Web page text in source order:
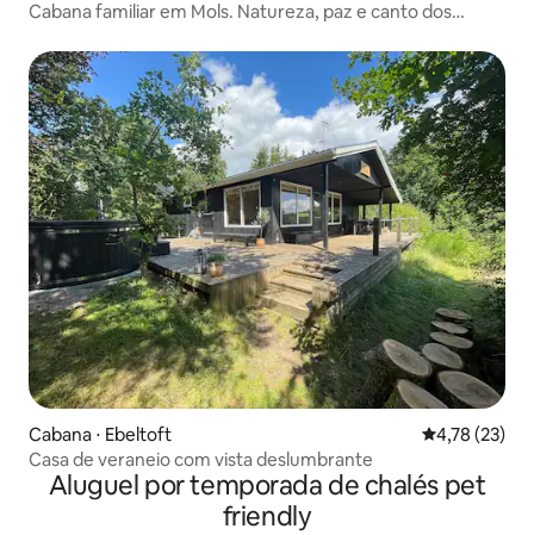
Cabana familiar em Mols. Natureza, paz e canto dos
Cabana ⋅ Ebeltoft 4,78 de uma
4,78 (23)
Casa de veraneio com vista deslumbrante
Aluguel por temporada de chalés pet
friendly